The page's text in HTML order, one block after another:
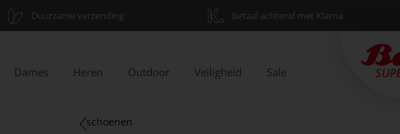
Duurzame verzending Betaal achteraf met Klarna
Dames Heren Outdoor Veiligheid Sale
schoenen